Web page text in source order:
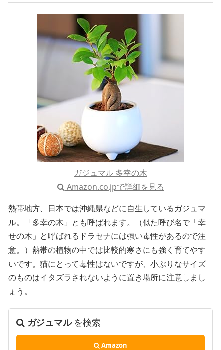
ガジュマル 多幸の木
Amazon.co.jpで詳細を見る
熱帯地方、日本では沖縄県などに自生しているガジュマ
ル。「多幸の木」とも呼ばれます。（似た呼び名で「幸
せの木」と呼ばれるドラセナには強い毒性があるので注
意。）熱帯の植物の中では比較的寒さにも強く育てやす
いです。猫にとって毒性はないですが、小ぶりなサイズ
のものはイタズラされないように置き場所に注意しまし
ょう。
ガジュマルを検索
Amazon